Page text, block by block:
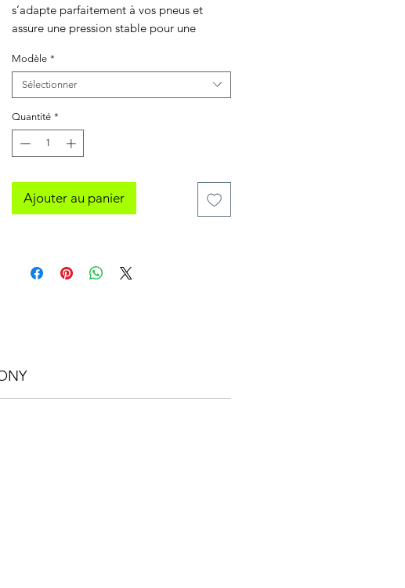
s’adapte parfaitement à vos pneus et
assure une pression stable pour une
garantit une résistance accrue contre les
crevaisons. Le contour de sa valve est
aussi renforcée ce qui évite les
arrachements de valves.
Modèle *
Sélectionner
Quantité *
Ajouter au panier